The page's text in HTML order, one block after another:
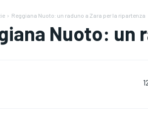
Reggiana Nuoto: un raduno a Zara per la ripartenza
Nuoto: un